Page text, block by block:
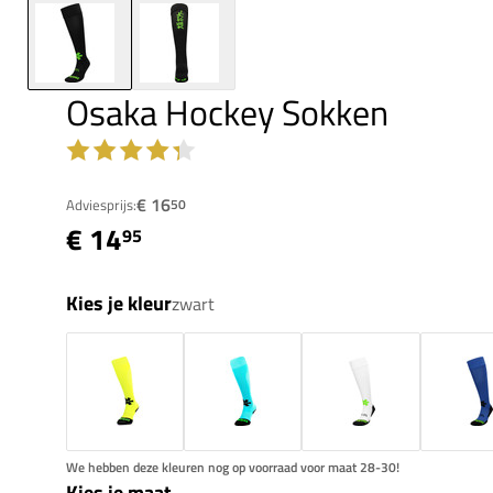
Osaka Hockey Sokken
Adviesprijs:€ 1650
€ 1495
Kies je kleurzwart
We hebben deze kleuren nog op voorraad voor maat 28-30!